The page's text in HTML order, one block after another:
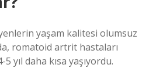
yaşam kalitesi olumsuz
romatoid artrit hastaları
yıl daha kısa yaşıyordu.